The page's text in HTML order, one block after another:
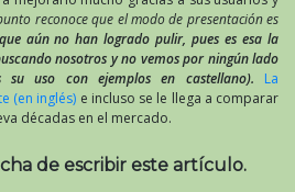
reconoce que el modo de presentación es
aún no han logrado pulir, pues es esa la
nosotros y no vemos por ningún lado
su uso con ejemplos en castellano). La
(en inglés) e incluso se le llega a comparar
décadas en el mercado.
de escribir este artículo.